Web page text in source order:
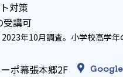
対策
受講可
2023年10月調査。 小学校高学
ポ幕張本郷2F